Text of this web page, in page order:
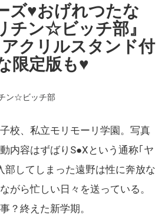
ズ♥おげれつたな
チン☆ビッチ部』
クリルスタンド付
限定版も♥
ン☆ビッチ部
校、私立モリモーリ学園。写真
内容はずばりS●Xという通称｢ヤ
部してしまった遠野は性に奔放な
がら忙しい日々を送っている。
？終えた新学期。